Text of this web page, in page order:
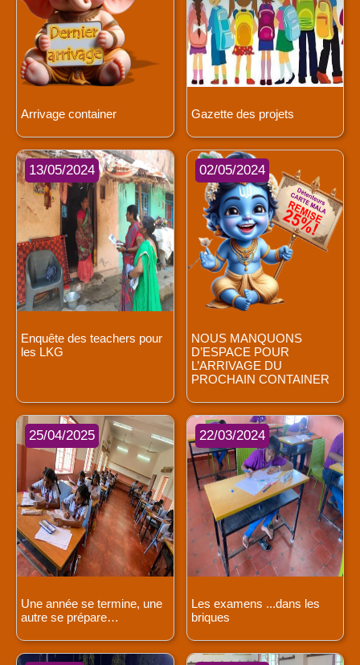
Arrivage container Gazette des projets
13/05/2024
Enquête des teachers pour
les LKG
02/05/2024
NOUS MANQUONS
D’ESPACE POUR
L’ARRIVAGE DU
PROCHAIN CONTAINER
25/04/2025
Une année se termine, une
autre se prépare…
22/03/2024
Les examens ...dans les
briques